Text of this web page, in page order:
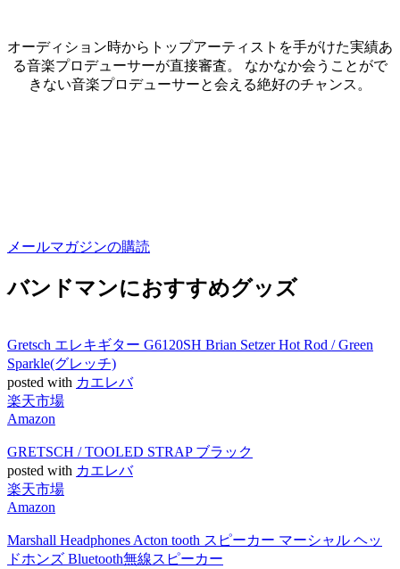
オーディション時からトップアーティストを手がけた実績あ
る音楽プロデューサーが直接審査。 なかなか会うことがで
きない音楽プロデューサーと会える絶好のチャンス。
メールマガジンの購読
バンドマンにおすすめグッズ
Gretsch エレキギター G6120SH Brian Setzer Hot Rod / Green
Sparkle(グレッチ)
posted with カエレバ
楽天市場
Amazon
GRETSCH / TOOLED STRAP ブラック
posted with カエレバ
楽天市場
Amazon
Marshall Headphones Acton tooth スピーカー マーシャル ヘッ
ドホンズ Bluetooth無線スピーカー